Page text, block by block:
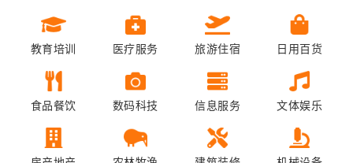
教育培训 医疗服务 旅游住宿 日用百货
食品餐饮 数码科技 信息服务 文体娱乐